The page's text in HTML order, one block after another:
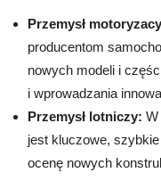
Przemysł
producentom
nowych modeli i
i wprowadzania
Przemysł lotniczy: W
jest kluczowe,
ocenę nowych